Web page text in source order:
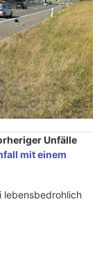
Unfälle
mit einem
lebensbedrohlich